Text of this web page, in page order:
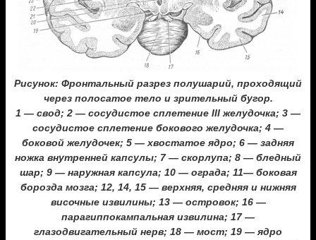
Рисунок: Фронтальный разрез полушарий, проходящий
через полосатое тело и зрительный бугор.
1 — свод; 2 — сосудистое сплетение III желудочка; 3 —
сосудистое сплетение бокового желудочка; 4 —
боковой желудочек; 5 — хвостатое ядро; 6 — задняя
ножка внутренней капсулы; 7 — скорлупа; 8 — бледный
шар; 9 — наружная капсула; 10 — ограда; 11— боковая
борозда мозга; 12, 14, 15 — верхняя, средняя и нижняя
височные извилины; 13 — островок; 16 —
парагиппокампальная извилина; 17 —
глазодвигательный нерв; 18 — мост; 19 — ядро